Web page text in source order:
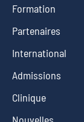
Formation
Partenaires
International
Admissions
Clinique